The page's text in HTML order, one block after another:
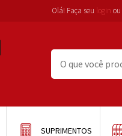
Olá! Faça seu login ou
SUPRIMENTOS